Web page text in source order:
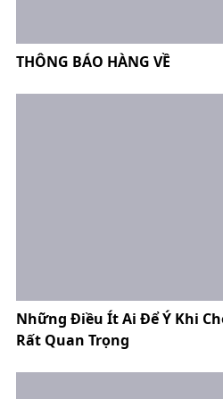
THÔNG BÁO HÀNG VỀ
Những Điều Ít Ai Để Ý Khi
Rất Quan Trọng